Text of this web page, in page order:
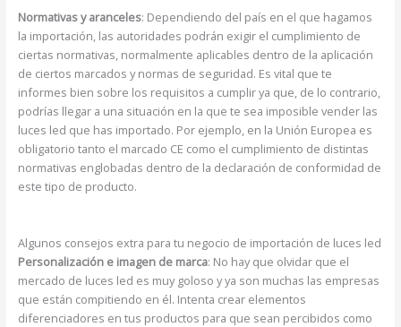
Normativas y aranceles: Dependiendo del país en el que hagamos
la importación, las autoridades podrán exigir el cumplimiento de
ciertas normativas, normalmente aplicables dentro de la aplicación
de ciertos marcados y normas de seguridad. Es vital que te
informes bien sobre los requisitos a cumplir ya que, de lo contrario,
podrías llegar a una situación en la que te sea imposible vender las
luces led que has importado. Por ejemplo, en la Unión Europea es
obligatorio tanto el marcado CE como el cumplimiento de distintas
normativas englobadas dentro de la declaración de conformidad de
este tipo de producto.
Algunos consejos extra para tu negocio de importación de luces led
Personalización e imagen de marca: No hay que olvidar que el
mercado de luces led es muy goloso y ya son muchas las empresas
que están compitiendo en él. Intenta crear elementos
diferenciadores en tus productos para que sean percibidos como